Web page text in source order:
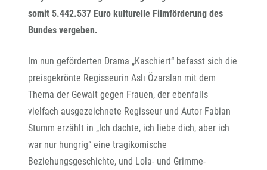
somit 5.442.537 Euro kulturelle Filmförderung des
Bundes vergeben.
Im nun geförderten Drama „Kaschiert“ befasst sich die
preisgekrönte Regisseurin Aslı Özarslan mit dem
Thema der Gewalt gegen Frauen, der ebenfalls
vielfach ausgezeichnete Regisseur und Autor Fabian
Stumm erzählt in „Ich dachte, ich liebe dich, aber ich
war nur hungrig“ eine tragikomische
Beziehungsgeschichte, und Lola- und Grimme-